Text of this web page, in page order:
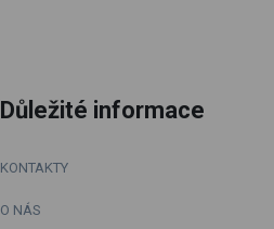
Důležité informace
KONTAKTY
O NÁS